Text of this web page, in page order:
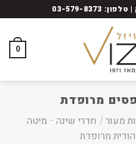
0
מרופדת
מעור/ חדרי שינה - מיטה
מרופדת